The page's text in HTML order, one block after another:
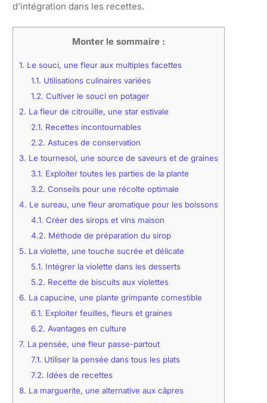
d’intégration dans les recettes.
Monter le sommaire :
1. Le souci, une fleur aux multiples facettes
1.1. Utilisations culinaires variées
1.2. Cultiver le souci en potager
2. La fleur de citrouille, une star estivale
2.1. Recettes incontournables
2.2. Astuces de conservation
3. Le tournesol, une source de saveurs et de graines
3.1. Exploiter toutes les parties de la plante
3.2. Conseils pour une récolte optimale
4. Le sureau, une fleur aromatique pour les boissons
4.1. Créer des sirops et vins maison
4.2. Méthode de préparation du sirop
5. La violette, une touche sucrée et délicate
5.1. Intégrer la violette dans les desserts
5.2. Recette de biscuits aux violettes
6. La capucine, une plante grimpante comestible
6.1. Exploiter feuilles, fleurs et graines
6.2. Avantages en culture
7. La pensée, une fleur passe-partout
7.1. Utiliser la pensée dans tous les plats
7.2. Idées de recettes
8. La marguerite, une alternative aux câpres